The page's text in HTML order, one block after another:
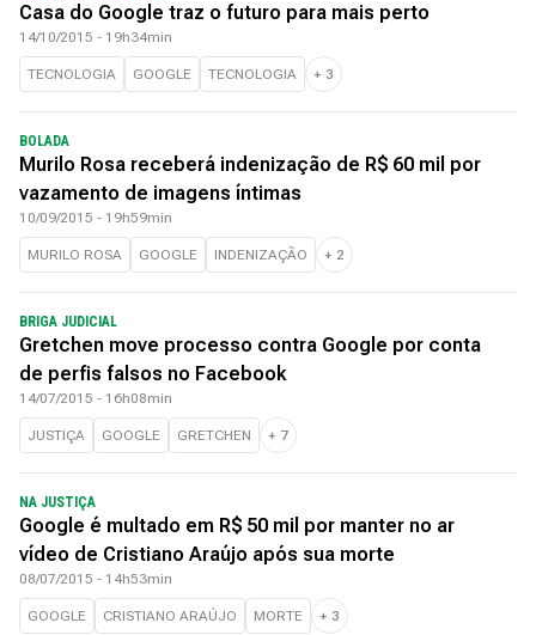
Casa do Google traz o futuro para mais perto
14/10/2015 - 19h34min
TECNOLOGIA GOOGLE TECNOLOGIA + 3
BOLADA
Murilo Rosa receberá indenização de R$ 60 mil por
vazamento de imagens íntimas
10/09/2015 - 19h59min
MURILO ROSA GOOGLE INDENIZAÇÃO + 2
BRIGA JUDICIAL
Gretchen move processo contra Google por conta
de perfis falsos no Facebook
14/07/2015 - 16h08min
JUSTIÇA GOOGLE GRETCHEN + 7
NA JUSTIÇA
Google é multado em R$ 50 mil por manter no ar
vídeo de Cristiano Araújo após sua morte
08/07/2015 - 14h53min
GOOGLE CRISTIANO ARAÚJO MORTE + 3